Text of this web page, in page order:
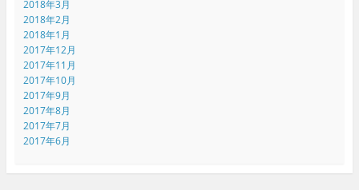
2018年3月
2018年2月
2018年1月
2017年12月
2017年11月
2017年10月
2017年9月
2017年8月
2017年7月
2017年6月